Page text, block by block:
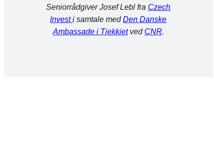
Seniorrådgiver Josef Lebl fra Czech
Investi samtale medDen Danske
Ambassade i Tjekkietved CNR.